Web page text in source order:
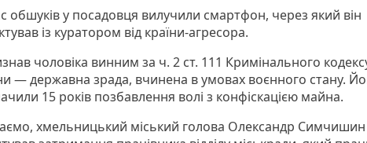
обшуків у посадовця вилучили смартфон, через який він
із куратором від країни-агресора.
чоловіка винним за ч. 2 ст. 111 Кримінального
— державна зрада, вчинена в умовах воєнного стану.
15 років позбавлення волі з конфіскацією майна.
хмельницький міський голова Олександр Симчишин